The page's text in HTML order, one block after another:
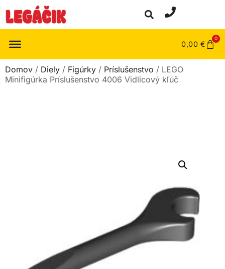
0,00 €
0
Domov / Diely / Figúrky / Príslušenstvo / LEGO
Minifigúrka Príslušenstvo 4006 Vidlicový kľúč